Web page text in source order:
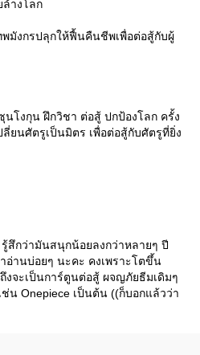
ล้างโลก
มังกรปลุกให้ฟื้นคืนชีพเพื่อต่อสู้กับผู้
นโงกุน ฝึกวิชา ต่อสู้ ปกป้องโลก ครั้ง
ยนศัตรูเป็นมิตร เพื่อต่อสู้กับศัตรูที่ยิ่ง
สึกว่ามันสนุกน้อยลงกว่าหลายๆ ปี
อ่านบ่อยๆ นะคะ คงเพราะโตขึ้น
จะเป็นการ์ตูนต่อสู้ ผจญภัยธีมเดิมๆ
น Onepiece เป็นต้น ((ก็บอกแล้วว่า